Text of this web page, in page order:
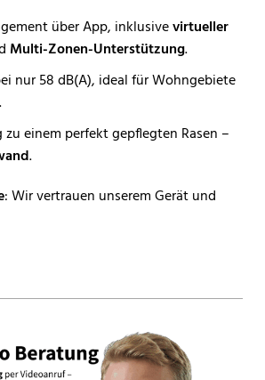
über App, inklusivevirtueller
Multi-Zonen-Unterstützung.
nur 58 dB(A), ideal für Wohngebiete
zu einem perfekt gepflegten Rasen –
.
: Wir vertrauen unserem Gerät und